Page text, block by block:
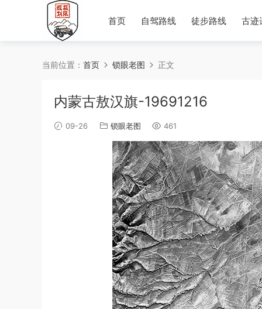
首页 自驾路线 徒步路线 古迹
当前位置： 首页 锁眼老图 正文
内蒙古敖汉旗-19691216
09-26 锁眼老图 461